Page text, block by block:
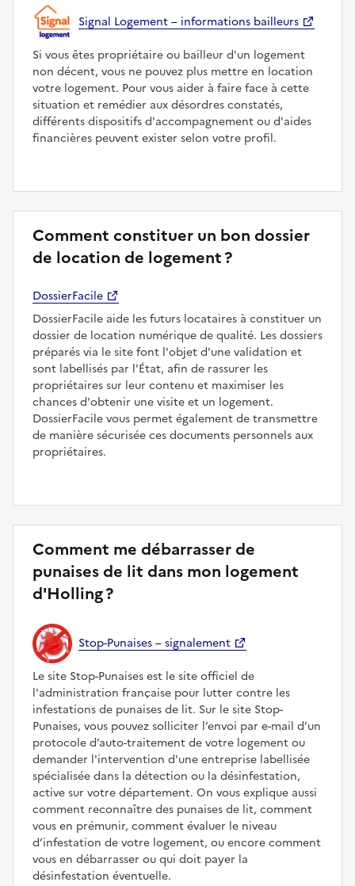
Signal Logement – informations bailleurs
Si vous êtes propriétaire ou bailleur d'un logement
non décent, vous ne pouvez plus mettre en location
votre logement. Pour vous aider à faire face à cette
situation et remédier aux désordres constatés,
différents dispositifs d'accompagnement ou d'aides
financières peuvent exister selon votre profil.
Comment constituer un bon dossier
de location de logement ?
DossierFacile
DossierFacile aide les futurs locataires à constituer un
dossier de location numérique de qualité. Les dossiers
préparés via le site font l'objet d'une validation et
sont labellisés par l'État, afin de rassurer les
propriétaires sur leur contenu et maximiser les
chances d'obtenir une visite et un logement.
DossierFacile vous permet également de transmettre
de manière sécurisée ces documents personnels aux
propriétaires.
Comment me débarrasser de
punaises de lit dans mon logement
d'Holling ?
Stop-Punaises – signalement
Le site Stop-Punaises est le site officiel de
l'administration française pour lutter contre les
infestations de punaises de lit. Sur le site Stop-
Punaises, vous pouvez solliciter l’envoi par e-mail d’un
protocole d’auto-traitement de votre logement ou
demander l'intervention d'une entreprise labellisée
spécialisée dans la détection ou la désinfestation,
active sur votre département. On vous explique aussi
comment reconnaître des punaises de lit, comment
vous en prémunir, comment évaluer le niveau
d’infestation de votre logement, ou encore comment
vous en débarrasser ou qui doit payer la
désinfestation éventuelle.